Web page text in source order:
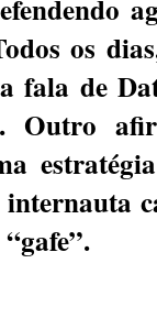
os
fala de
Outro